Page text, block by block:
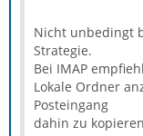
Nicht unbedingt
Strategie.
Bei IMAP
Lokale Ordner
Posteingang
dahin zu